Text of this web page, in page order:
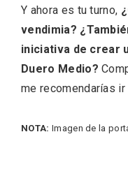
Y ahora es tu turno,
vendimia?
iniciativa de crear
Duero Medio?
me recomendarías ir
NOTA: Imagen de la
Disfrutar de la